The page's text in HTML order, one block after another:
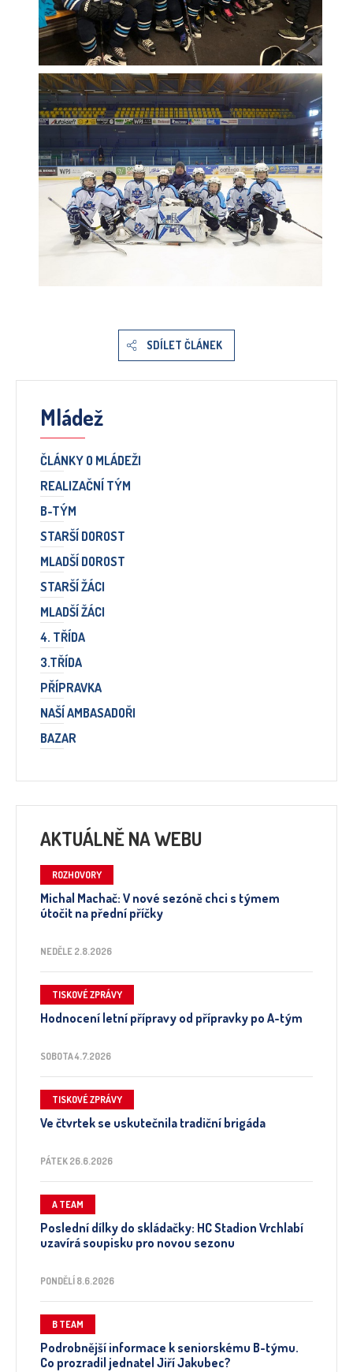
SDÍLET ČLÁNEK
Mládež
ČLÁNKY O MLÁDEŽI
REALIZAČNÍ TÝM
B-TÝM
STARŠÍ DOROST
MLADŠÍ DOROST
STARŠÍ ŽÁCI
MLADŠÍ ŽÁCI
4. TŘÍDA
3.TŘÍDA
PŘÍPRAVKA
NAŠÍ AMBASADOŘI
BAZAR
AKTUÁLNĚ NA WEBU
ROZHOVORY
Michal Machač: V nové sezóně chci s týmem
útočit na přední příčky
NEDĚLE 2.8.2026
TISKOVÉ ZPRÁVY
Hodnocení letní přípravy od přípravky po A-tým
SOBOTA 4.7.2026
TISKOVÉ ZPRÁVY
Ve čtvrtek se uskutečnila tradiční brigáda
PÁTEK 26.6.2026
A TEAM
Poslední dílky do skládačky: HC Stadion Vrchlabí
uzavírá soupisku pro novou sezonu
PONDĚLÍ 8.6.2026
B TEAM
Podrobnější informace k seniorskému B-týmu.
Co prozradil jednatel Jiří Jakubec?